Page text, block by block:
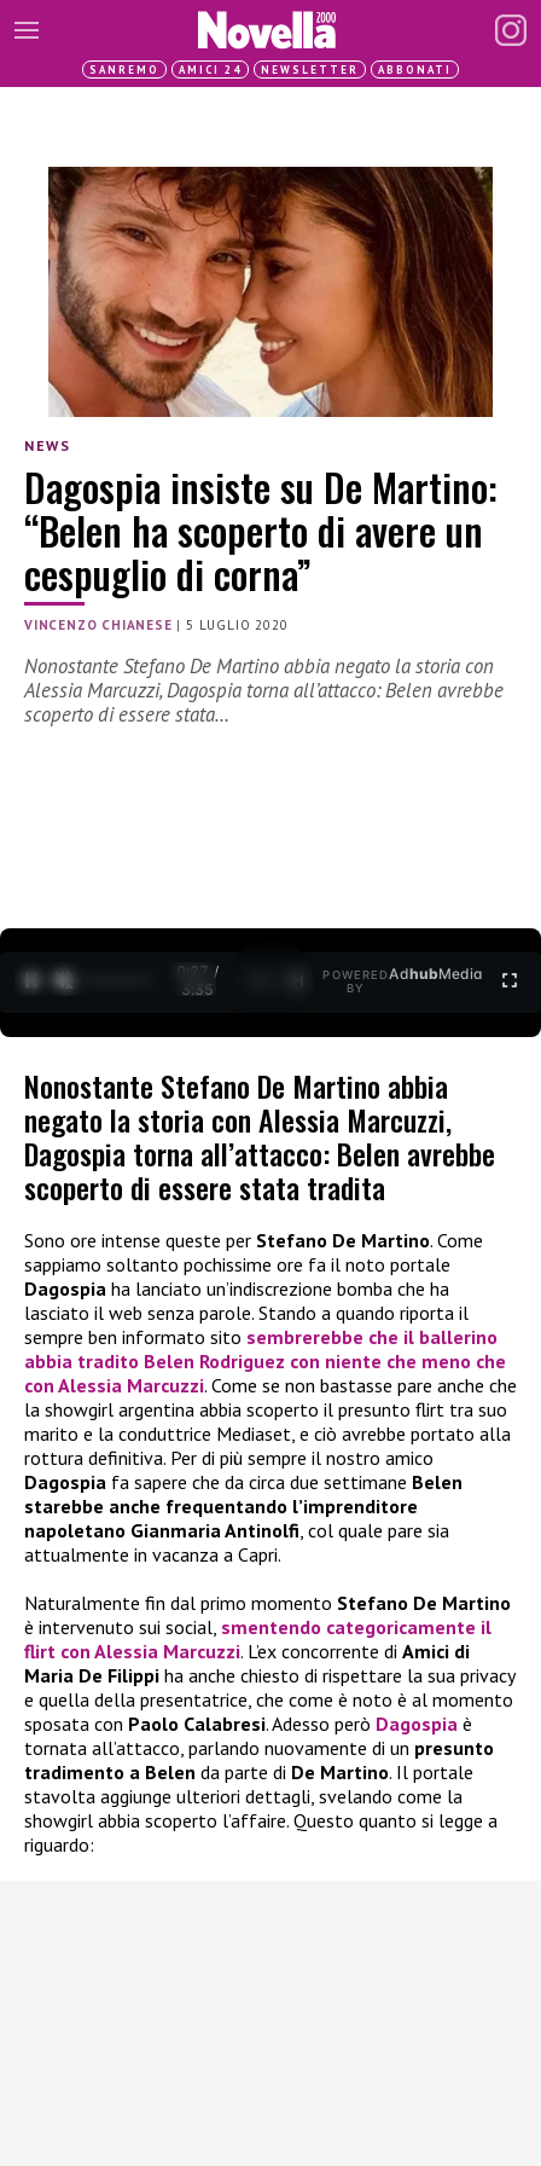
SANREMO AMICI 24 NEWSLETTER ABBONATI
NEWS
Dagospia insiste su De Martino:
“Belen ha scoperto di avere un
cespuglio di corna”
VINCENZO CHIANESE |5 LUGLIO 2020
Nonostante Stefano De Martino abbia negato la storia con
Alessia Marcuzzi, Dagospia torna all’attacco: Belen avrebbe
scoperto di essere stata…
0:27 /
3:35
POWERED
BY
AdhubMedia
Nonostante Stefano De Martino abbia
negato la storia con Alessia Marcuzzi,
Dagospia torna all’attacco: Belen avrebbe
scoperto di essere stata tradita
Sono ore intense queste per Stefano De Martino. Come
sappiamo soltanto pochissime ore fa il noto portale
Dagospia ha lanciato un’indiscrezione bomba che ha
lasciato il web senza parole. Stando a quando riporta il
sempre ben informato sito sembrerebbe che il ballerino
abbia tradito Belen Rodriguez con niente che meno che
con Alessia Marcuzzi. Come se non bastasse pare anche che
la showgirl argentina abbia scoperto il presunto flirt tra suo
marito e la conduttrice Mediaset, e ciò avrebbe portato alla
rottura definitiva. Per di più sempre il nostro amico
Dagospia fa sapere che da circa due settimane Belen
starebbe anche frequentando l’imprenditore
napoletano Gianmaria Antinolfi, col quale pare sia
attualmente in vacanza a Capri.
Naturalmente fin dal primo momento Stefano De Martino
è intervenuto sui social, smentendo categoricamente il
flirt con Alessia Marcuzzi. L’ex concorrente di Amici di
Maria De Filippi ha anche chiesto di rispettare la sua privacy
e quella della presentatrice, che come è noto è al momento
sposata con Paolo Calabresi. Adesso però Dagospia è
tornata all’attacco, parlando nuovamente di un presunto
tradimento a Belen da parte di De Martino. Il portale
stavolta aggiunge ulteriori dettagli, svelando come la
showgirl abbia scoperto l’affaire. Questo quanto si legge a
riguardo: